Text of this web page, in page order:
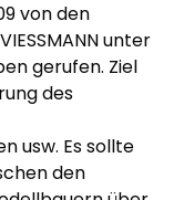
von den
unter
gerufen. Ziel
des
usw. Es sollte
den